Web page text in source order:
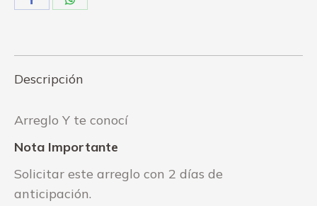
Descripción
Arreglo Y te conocí
Nota Importante
Solicitar este arreglo con 2 días de
anticipación.